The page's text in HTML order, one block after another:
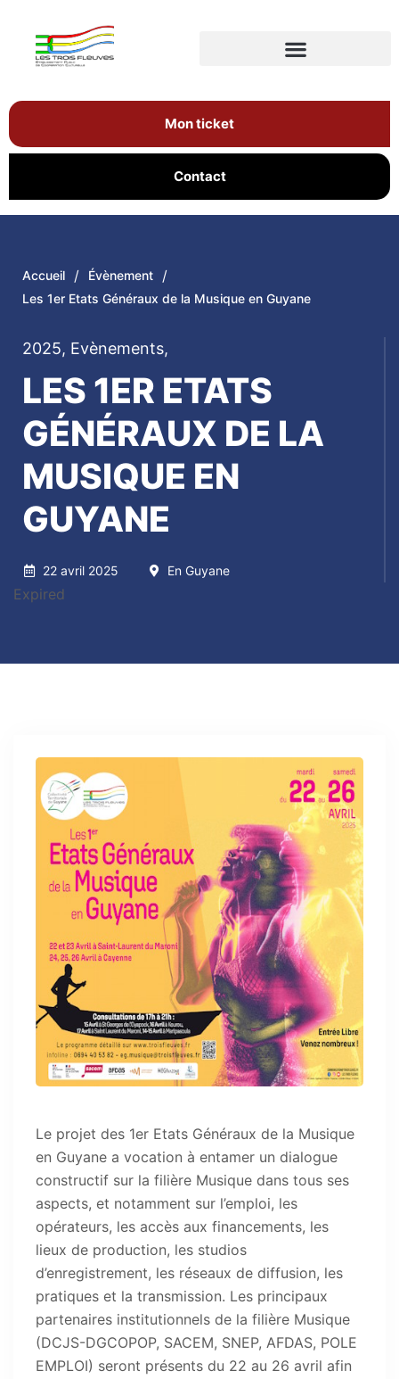
Mon ticket
Contact
Accueil / Évènement /
Les 1er Etats Généraux de la Musique en Guyane
2025, Evènements,
LES 1ER ETATS
GÉNÉRAUX DE LA
MUSIQUE EN
GUYANE
22 avril 2025 En Guyane
Expired
Le projet des 1er Etats Généraux de la Musique
en Guyane a vocation à entamer un dialogue
constructif sur la filière Musique dans tous ses
aspects, et notamment sur l’emploi, les
opérateurs, les accès aux financements, les
lieux de production, les studios
d’enregistrement, les réseaux de diffusion, les
pratiques et la transmission. Les principaux
partenaires institutionnels de la filière Musique
(DCJS-DGCOPOP, SACEM, SNEP, AFDAS, POLE
EMPLOI) seront présents du 22 au 26 avril afin